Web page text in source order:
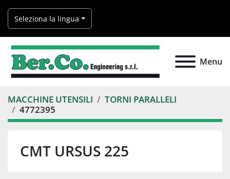
Seleziona la lingua
Menu
MACCHINE UTENSILI
TORNI PARALLELI
4772395
CMT URSUS 225